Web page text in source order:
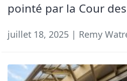
pointé par la Cour
juillet 18, 2025 | Remy